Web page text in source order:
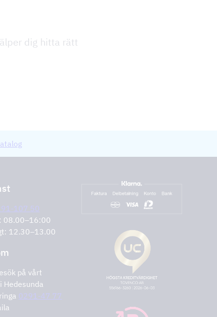
dig hitta rätt
107 50
08.00–16:00
12.30–13.00
på vårt
Hedesunda
0291-47 77